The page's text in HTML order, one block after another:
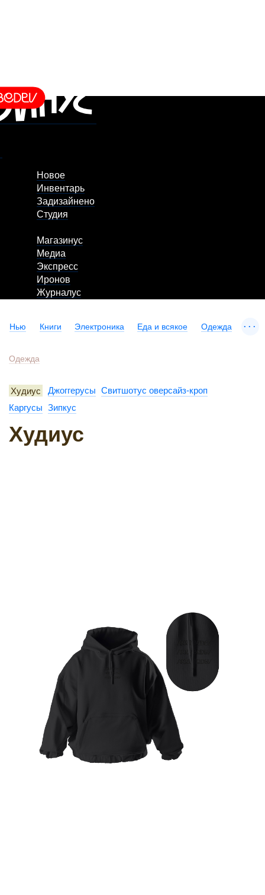
Новое
Инвентарь
Задизайнено
Студия
Магазинус
Медиа
Экспресс
Иронов
Журналус
Нью Книги Электроника Еда и всякое Одежда ...
Одежда
Худиус Джоггерусы Свитшотус оверсайз-кроп
Каргусы Зипкус
Худиус